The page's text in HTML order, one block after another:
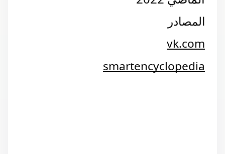
المصادر
vk.com
smartencyclopedia